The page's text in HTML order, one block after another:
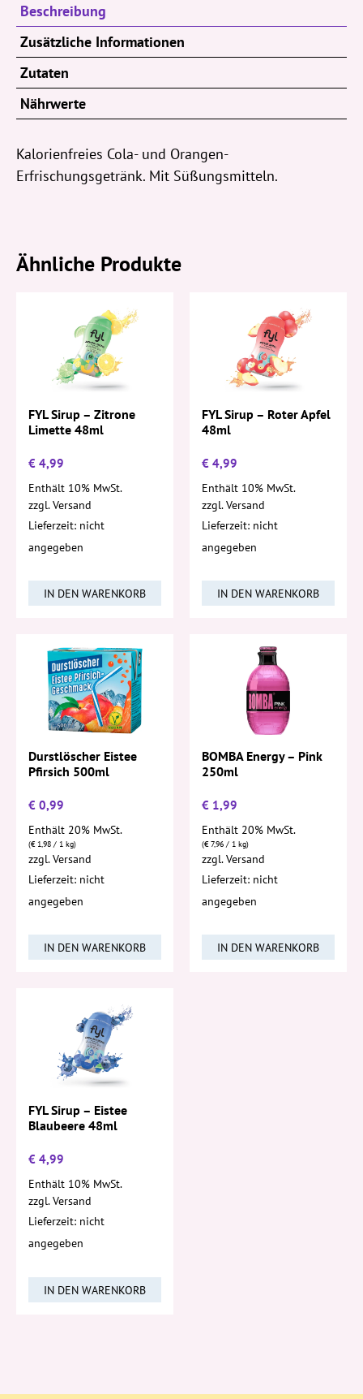
Beschreibung
Zusätzliche Informationen
Zutaten
Nährwerte
Kalorienfreies Cola- und Orangen-
Erfrischungsgetränk. Mit Süßungsmitteln.
Ähnliche Produkte
FYL Sirup – Zitrone
Limette 48ml
€ 4,99
Enthält 10% MwSt.
zzgl.Versand
Lieferzeit: nicht
angegeben
IN DEN WARENKORB
FYL Sirup – Roter Apfel
48ml
€ 4,99
Enthält 10% MwSt.
zzgl.Versand
Lieferzeit: nicht
angegeben
IN DEN WARENKORB
Durstlöscher Eistee
Pfirsich 500ml
€ 0,99
Enthält 20% MwSt.
(€1,98 / 1 kg)
zzgl.Versand
Lieferzeit: nicht
angegeben
IN DEN WARENKORB
BOMBA Energy – Pink
250ml
€ 1,99
Enthält 20% MwSt.
(€7,96 / 1 kg)
zzgl.Versand
Lieferzeit: nicht
angegeben
IN DEN WARENKORB
FYL Sirup – Eistee
Blaubeere 48ml
€ 4,99
Enthält 10% MwSt.
zzgl.Versand
Lieferzeit: nicht
angegeben
IN DEN WARENKORB